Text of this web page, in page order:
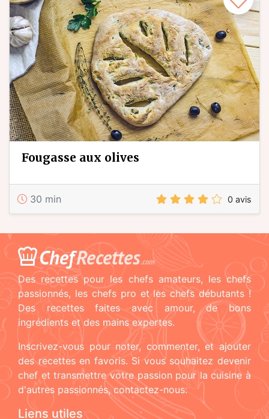
fougasse aux olives
30 min 0 avis
ChefRecettes.com
Des recettes pour les chefs amateurs, les chefs
passionnés, les chefs pro et les chefs débutants !
Des recettes faites avec amour, de bons
ingrédients et des mains expertes.
Inscrivez-vous pour noter, commenter, et ajouter
des recettes en favoris. Si vous souhaitez devenir
chef et transmettre votre passion pour la cuisine à
d'autres passionnés, contactez-nous.
Liens utiles